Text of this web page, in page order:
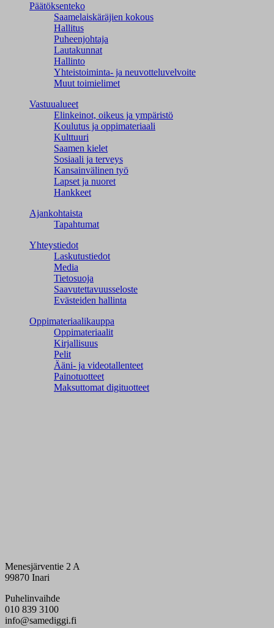
Päätöksenteko
Saamelaiskäräjien kokous
Hallitus
Puheenjohtaja
Lautakunnat
Hallinto
Yhteistoiminta- ja neuvotteluvelvoite
Muut toimielimet
Vastuualueet
Elinkeinot, oikeus ja ympäristö
Koulutus ja oppimateriaali
Kulttuuri
Saamen kielet
Sosiaali ja terveys
Kansainvälinen työ
Lapset ja nuoret
Hankkeet
Ajankohtaista
Tapahtumat
Yhteystiedot
Laskutustiedot
Media
Tietosuoja
Saavutettavuusseloste
Evästeiden hallinta
Oppimateriaalikauppa
Oppimateriaalit
Kirjallisuus
Pelit
Ääni- ja videotallenteet
Painotuotteet
Maksuttomat digituotteet
Menesjärventie 2 A
99870 Inari
Puhelinvaihde
010 839 3100
info@samediggi.fi